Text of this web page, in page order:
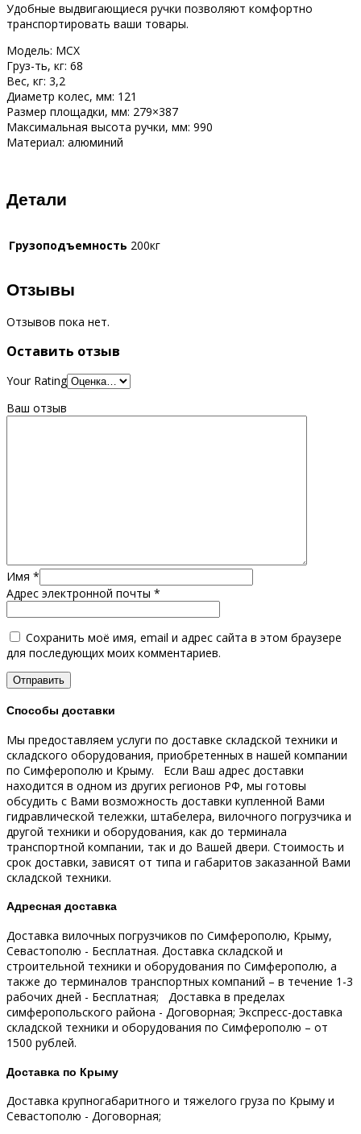
Удобные выдвигающиеся ручки позволяют комфортно
транспортировать ваши товары.
Модель: MCX
Груз-ть, кг: 68
Вес, кг: 3,2
Диаметр колес, мм: 121
Размер площадки, мм: 279×387
Максимальная высота ручки, мм: 990
Материал: алюминий
Детали
Грузоподъемность 200кг
Отзывы
Отзывов пока нет.
Оставить отзыв
Your Rating
Ваш отзыв
Имя *
Адрес электронной почты *
Сохранить моё имя, email и адрес сайта в этом браузере
для последующих моих комментариев.
Способы доставки
Мы предоставляем услуги по доставке складской техники и
складского оборудования, приобретенных в нашей компании
по Симферополю и Крыму.
Если Ваш адрес доставки
находится в одном из других регионов РФ, мы готовы
обсудить с Вами возможность доставки купленной Вами
гидравлической тележки, штабелера, вилочного погрузчика и
другой техники и оборудования, как до терминала
транспортной компании, так и до Вашей двери. Стоимость и
срок доставки, зависят от типа и габаритов заказанной Вами
складской техники.
Адресная доставка
Доставка вилочных погрузчиков по Симферополю, Крыму,
Севастополю - Бесплатная. Доставка складской и
строительной техники и оборудования по Симферополю, а
также до терминалов транспортных компаний – в течение 1-3
рабочих дней - Бесплатная; Доставка в пределах
симферопольского района - Договорная; Экспресс-доставка
складской техники и оборудования по Симферополю – от
1500 рублей.
Доставка по Крыму
Доставка крупногабаритного и тяжелого груза по Крыму и
Севастополю - Договорная;